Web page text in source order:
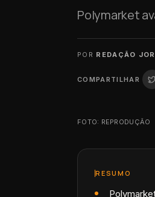
Polymarket
POR REDAÇÃO
COMPARTILHAR
FOTO: REPRODUÇÃO
RESUMO